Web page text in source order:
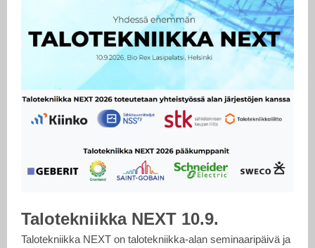
Talotekniikka NEXT 10.9.
Talotekniikka NEXT on talotekniikka-alan seminaaripäivä ja